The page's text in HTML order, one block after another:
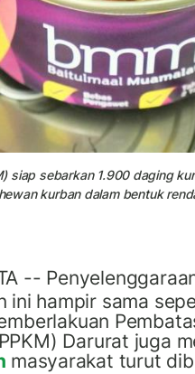
siap sebarkan 1.900 daging
kurban dalam bentuk
-- Penyelenggaraa
ini hampir sama
Darurat juga
masyarakat turut